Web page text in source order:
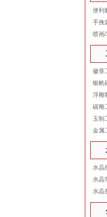
便利
手挽
喷画
徽章
银帆
浮雕
碳雕
玉制
金属
水晶
水晶
水晶